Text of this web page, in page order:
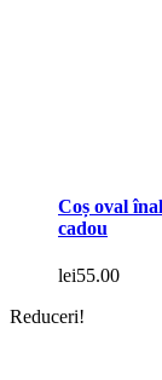
Coș oval
cadou
lei55.00
Reduceri!